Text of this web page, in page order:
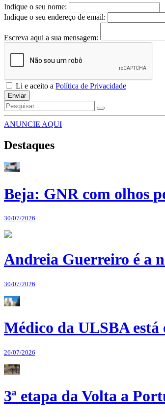
Indique o seu nome:
Indique o seu endereço de email:
Escreva aqui a sua mensagem:
Li e aceito a Política de Privacidade
Enviar
ANUNCIE AQUI
Destaques
Beja: GNR com olhos
30/07/2026
Andreia Guerreiro é a
30/07/2026
Médico da ULSBA está
26/07/2026
3ª etapa da Volta a